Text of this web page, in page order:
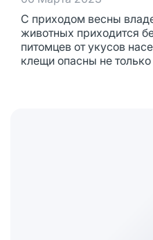
С приходом весны
животных приходится
питомцев от укусов
клещи опасны не только